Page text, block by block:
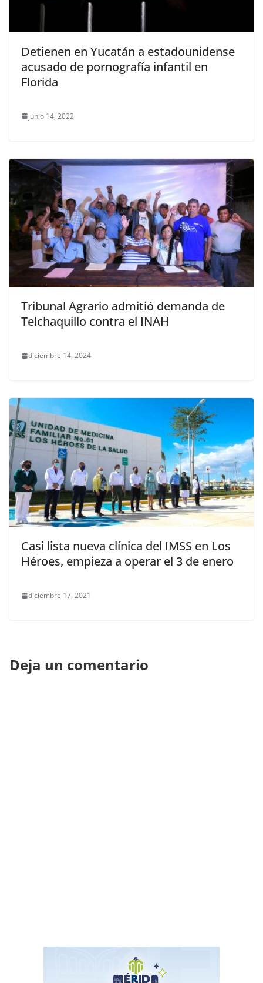
Detienen en Yucatán a estadounidense
acusado de pornografía infantil en
Florida
junio 14, 2022
Tribunal Agrario admitió demanda de
Telchaquillo contra el INAH
diciembre 14, 2024
Casi lista nueva clínica del IMSS en Los
Héroes, empieza a operar el 3 de enero
diciembre 17, 2021
Deja un comentario